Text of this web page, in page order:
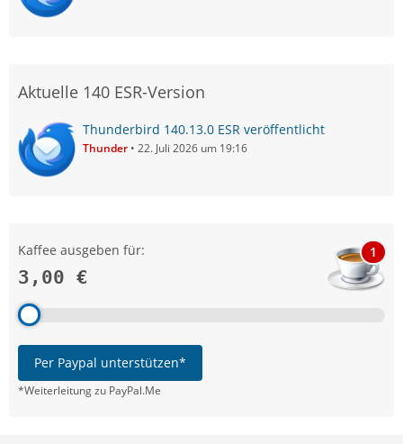
Aktuelle 140 ESR-Version
Thunderbird 140.13.0 ESR veröffentlicht
Thunder 22. Juli 2026 um 19:16
Kaffee ausgeben für:
3,00 €
1
Per Paypal unterstützen*
*Weiterleitung zu PayPal.Me